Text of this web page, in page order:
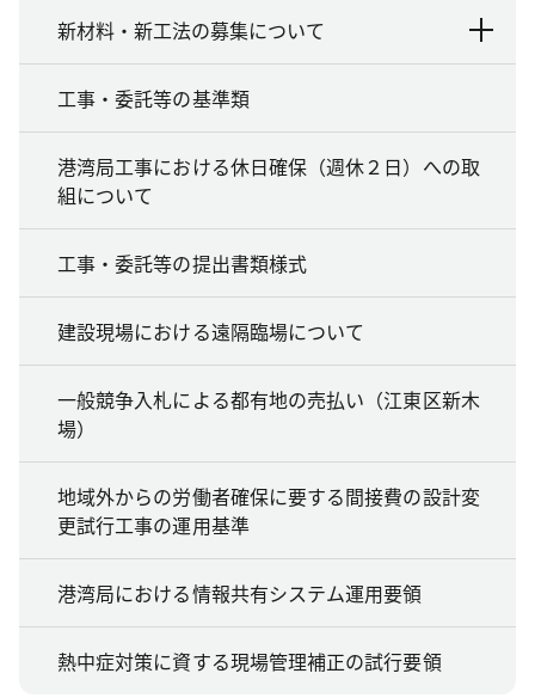
新材料・新工法の募集について
工事・委託等の基準類
港湾局工事における休日確保（週休２日）への取
組について
工事・委託等の提出書類様式
建設現場における遠隔臨場について
一般競争入札による都有地の売払い（江東区新木
場）
地域外からの労働者確保に要する間接費の設計変
更試行工事の運用基準
港湾局における情報共有システム運用要領
熱中症対策に資する現場管理補正の試行要領